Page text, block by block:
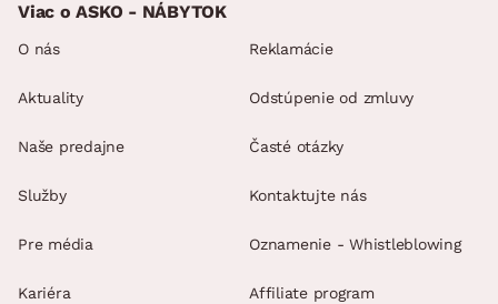
Viac o ASKO - NÁBYTOK
O nás
Aktuality
Naše predajne
Služby
Pre média
Kariéra
Reklamácie
Odstúpenie od zmluvy
Časté otázky
Kontaktujte nás
Oznamenie - Whistleblowing
Affiliate program